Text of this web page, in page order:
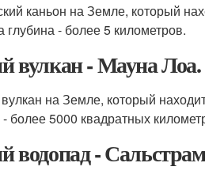
каньон на Земле, который
- более 5 километров.
вулкан - Мауна Лоа.
на Земле, который
более 5000 квадратных
водопад -